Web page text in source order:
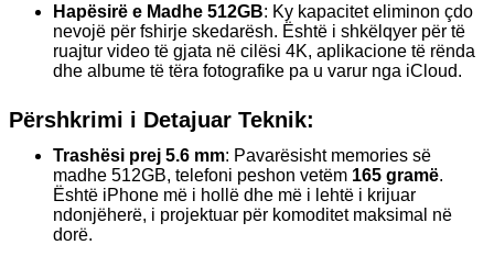
Hapësirë e Madhe 512GB: Ky kapacitet eliminon çdo
nevojë për fshirje skedarësh. Është i shkëlqyer për të
ruajtur video të gjata në cilësi 4K, aplikacione të rënda
dhe albume të tëra fotografike pa u varur nga iCloud.
Përshkrimi i Detajuar Teknik:
Trashësi prej 5.6 mm: Pavarësisht memories së
madhe 512GB, telefoni peshon vetëm 165 gramë.
Është iPhone më i hollë dhe më i lehtë i krijuar
ndonjëherë, i projektuar për komoditet maksimal në
dorë.